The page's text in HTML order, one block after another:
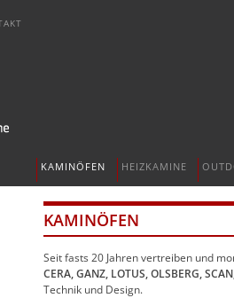
KAMINÖFEN HEIZKAMINE
KAMINÖFEN
Seit fasts 20 Jahren vertreiben und
CERA, GANZ, LOTUS, OLSBERG,
Technik und Design.